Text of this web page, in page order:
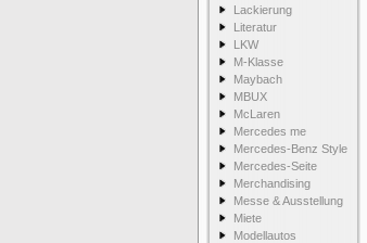
Lackierung
Literatur
LKW
M-Klasse
Maybach
MBUX
McLaren
Mercedes me
Mercedes-Benz Style
Mercedes-Seite
Merchandising
Messe & Ausstellung
Miete
Modellautos